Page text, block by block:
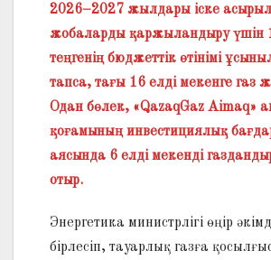
2026–2027 жылдары іске
жобаларды қаржы­ландыру үшін
теңгенің бюджеттік өтінімі
тапса, тағы 16 елді мекенге газ
Одан бөлек, «QazaqGaz Aimaq»
қоғамының инвестициялық
аясында 6 елді мекенді
отыр.
Энергетика министрлігі өңір
бірлесіп, тауарлық газға